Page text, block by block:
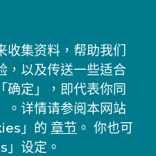
集资料，帮助我们
，以及传送一些适合
确定」，即代表你同
详情请参阅本网站
」的 章节 。 你也可
设定。